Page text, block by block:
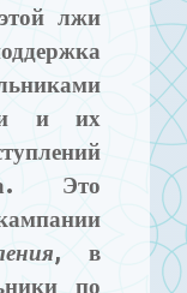
лжи
и их
Это
, в